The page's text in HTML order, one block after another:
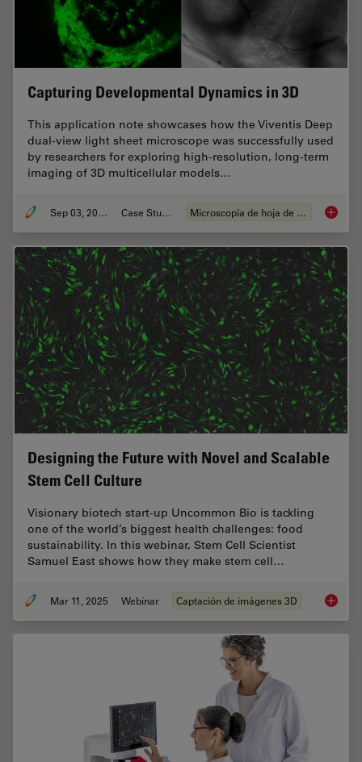
Capturing Developmental Dynamics in 3D
This application note showcases how the Viventis Deep
dual-view light sheet microscope was successfully used
by researchers for exploring high-resolution, long-term
imaging of 3D multicellular models…
Sep 03, 2025 Case Study Microscopía de hoja de luz
Designing the Future with Novel and Scalable
Stem Cell Culture
Visionary biotech start-up Uncommon Bio is tackling
one of the world’s biggest health challenges: food
sustainability. In this webinar, Stem Cell Scientist
Samuel East shows how they make stem cell…
Mar 11, 2025 Webinar Captación de imágenes 3D